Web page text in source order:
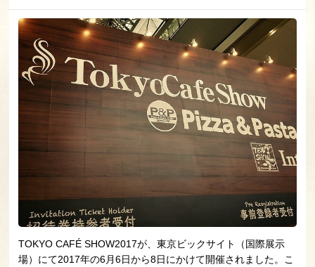
TOKYO CAFÉ SHOW2017が、東京ビックサイト（国際展示
場）にて2017年の6月6日から8日にかけて開催されました。こ